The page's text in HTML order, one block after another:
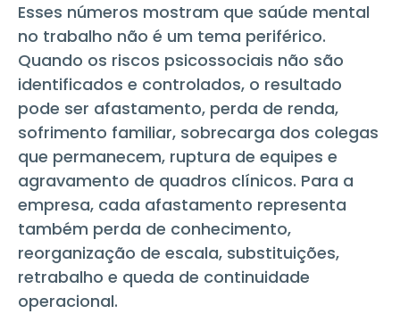
Esses números mostram que saúde mental
no trabalho não é um tema periférico.
Quando os riscos psicossociais não são
identificados e controlados, o resultado
pode ser afastamento, perda de renda,
sofrimento familiar, sobrecarga dos colegas
que permanecem, ruptura de equipes e
agravamento de quadros clínicos. Para a
empresa, cada afastamento representa
também perda de conhecimento,
reorganização de escala, substituições,
retrabalho e queda de continuidade
operacional.